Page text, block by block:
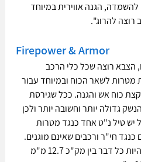
להשמדה, הגנה אווירית במיוחד
להרוג".
Firepower & Armor
הצבא רוצה שכל כלי הרכב
מטרות לשאר הכוח ובמיוחד עבור
כוח אש והגנה. ככל שגירסת
גדולה יותר וחשובה יותר ולכן
יש טיל נ"ט אחד כנגד מטרות
חי"ר ורכבים שאינם מוגנים.
החימוש של הרובוט הקל יכול להיות כל דבר בין מק"כ 12.7 מ"מ